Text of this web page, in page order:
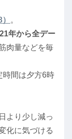
。
年から全デー
肉量などを毎
時間は夕方6時
より少し減っ
化に気づける